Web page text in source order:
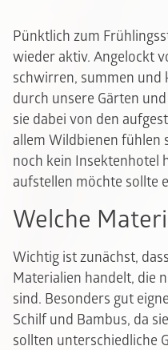
Pünktlich zum
wieder aktiv. Angelockt
schwirren, summen und
durch unsere Gärten
sie dabei von den
allem Wildbienen fühlen
noch kein Insektenhotel
aufstellen möchte sollte
Welche
Wichtig ist zunächst,
Materialien handelt, die
sind. Besonders gut
Schilf und Bambus, da
sollten unterschiedliche